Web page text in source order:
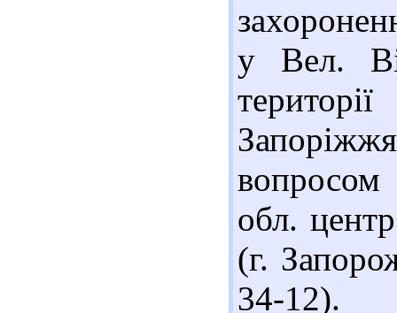
у Вел.
обл.
(г.
34-12).